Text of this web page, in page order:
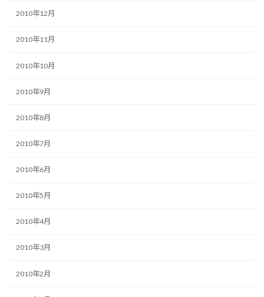
2010年12月
2010年11月
2010年10月
2010年9月
2010年8月
2010年7月
2010年6月
2010年5月
2010年4月
2010年3月
2010年2月